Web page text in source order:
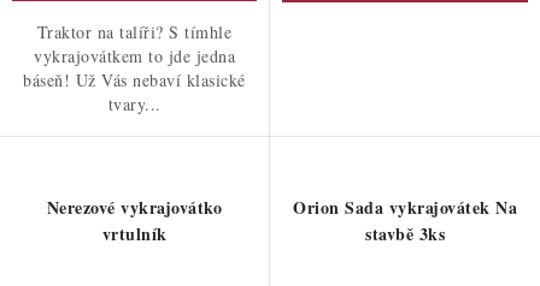
Traktor na talíři? S tímhle
vykrajovátkem to jde jedna
báseň! Už Vás nebaví klasické
tvary...
Nerezové vykrajovátko
vrtulník
Orion Sada vykrajovátek Na
stavbě 3ks